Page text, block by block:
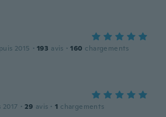
2015 · 193 avis · 160 chargements
· 29 avis · 1 chargements